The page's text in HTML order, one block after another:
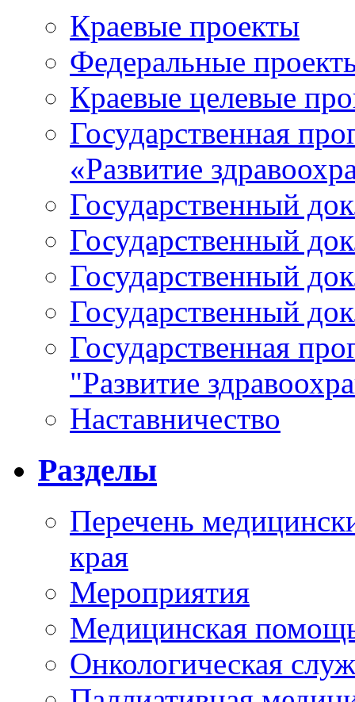
Краевые проекты
Федеральные
Краевые целевые
Государственная
«Развитие
Государственный
Государственный
Государственный
Государственный
Государственная
"Развитие
Наставничество
Разделы
Перечень
края
Мероприятия
Медицинская
Онкологическая